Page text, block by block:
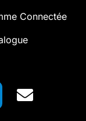
Connectée